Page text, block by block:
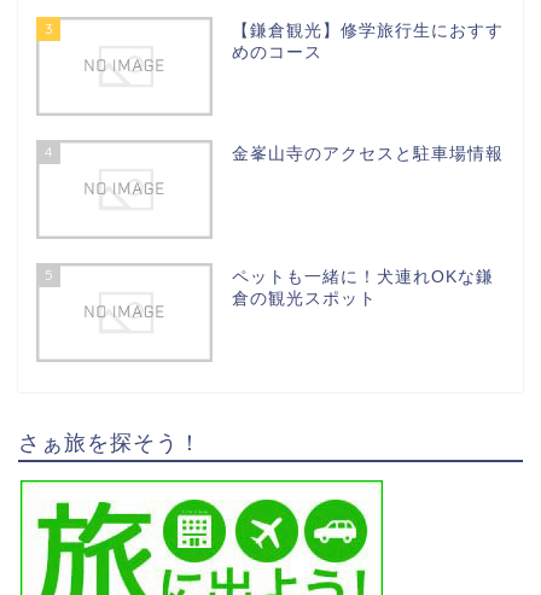
3
【鎌倉観光】修学旅行生におすす
めのコース
4 金峯山寺のアクセスと駐車場情報
5
ペットも一緒に！犬連れOKな鎌
倉の観光スポット
さぁ旅を探そう！